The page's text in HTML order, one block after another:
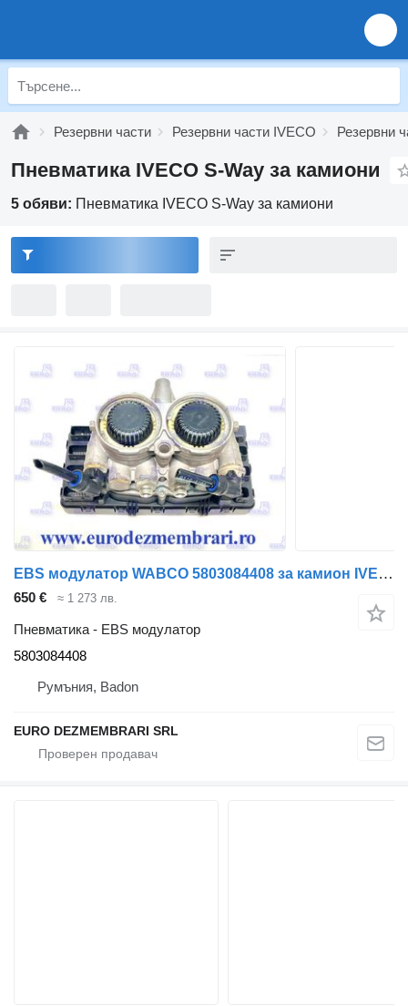
Резервни части Резервни части IVECO Резервни
Пневматика IVECO S-Way за камиони
5 обяви: Пневматика IVECO S-Way за камиони
EBS модулатор WABCO 5803084408 за камион IVECO S-WAY
650 € ≈ 1 273 лв.
Пневматика - EBS модулатор
5803084408
Румъния, Badon
EURO DEZMEMBRARI SRL